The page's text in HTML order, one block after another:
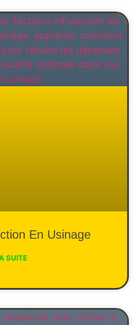
En Usinage
SUITE